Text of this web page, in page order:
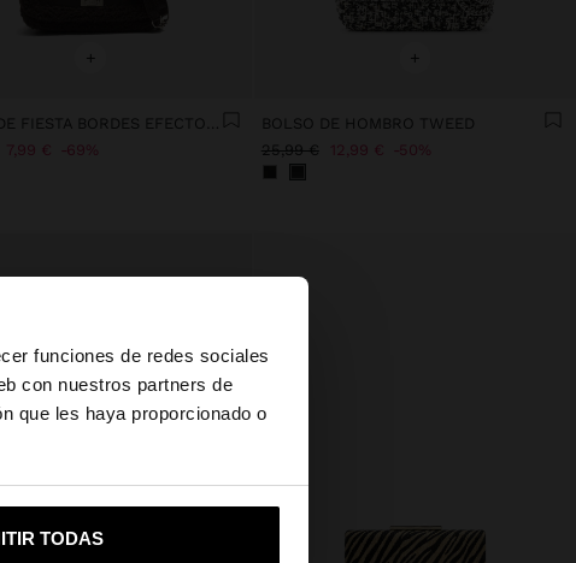
funciones de redes sociales
con nuestros partners de
que les haya proporcionado o
TODAS
×
a United States
+
7,99 € 69%
+
BOLSO DE HOMBRO TWEED
25,99 € 12,99 € 50%